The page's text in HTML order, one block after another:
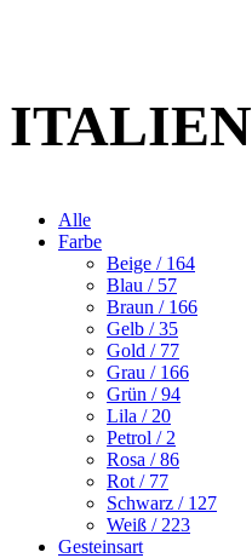
ITALIEN
Alle
Farbe
Beige / 164
Blau / 57
Braun / 166
Gelb / 35
Gold / 77
Grau / 166
Grün / 94
Lila / 20
Petrol / 2
Rosa / 86
Rot / 77
Schwarz / 127
Weiß / 223
Gesteinsart